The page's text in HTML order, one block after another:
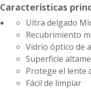
Características
Ultra delgado
Recubrimiento
Vidrio óptico de
Superficie
Protege el lente
Fácil de limpiar